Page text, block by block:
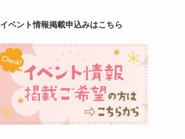
イベント情報掲載申込みはこちら